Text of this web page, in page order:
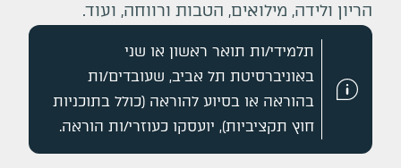
הריון ולידה, מילואים, הטבות ורווחה, ועוד.
תלמידי/ות תואר ראשון או שני
באוניברסיטת תל אביב, שעובדים/ות
בהוראה או בסיוע להוראה (כולל בתוכניות
חוץ תקציביות), יועסקו כעוזרי/ות הוראה.